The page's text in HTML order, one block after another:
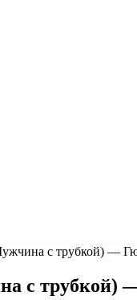
с трубкой) —
с трубкой)